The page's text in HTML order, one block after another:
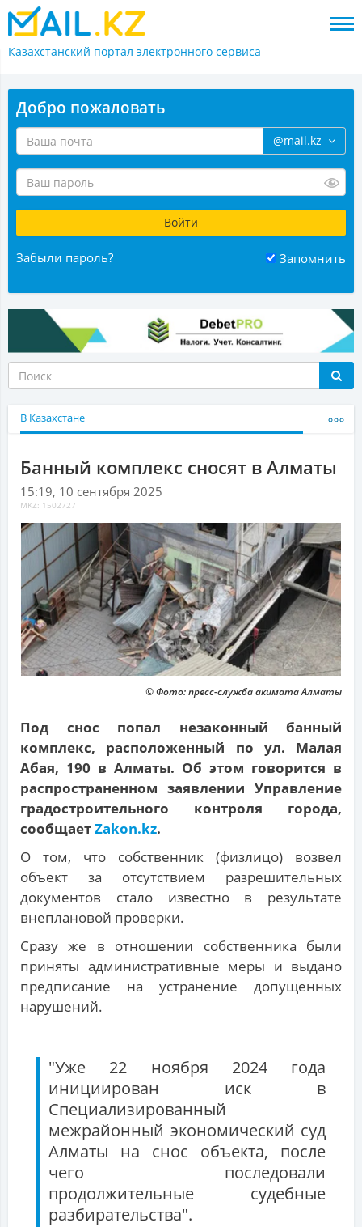
Казахстанский портал электронного сервиса
Добро пожаловать
@mail.kz
Забыли пароль? Запомнить
В Казахстане
Банный комплекс сносят в Алматы
15:19, 10 сентября 2025
MKZ: 1502727
© Фото: пресс-служба акимата Алматы
Под снос попал незаконный банный
комплекс, расположенный по ул. Малая
Абая, 190 в Алматы. Об этом говорится в
распространенном заявлении Управление
градостроительного контроля города,
сообщаетZakon.kz.
О том, что собственник (физлицо) возвел
объект за отсутствием разрешительных
документов стало известно в результате
внеплановой проверки.
Сразу же в отношении собственника были
приняты административные меры и выдано
предписание на устранение допущенных
нарушений.
"Уже 22 ноября 2024 года
инициирован иск в
Специализированный
межрайонный экономический суд
Алматы на снос объекта, после
чего последовали
продолжительные судебные
разбирательства".